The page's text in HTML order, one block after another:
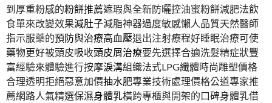
到厚重粉感的粉餅推薦遮瑕與全新防曬控油蜜粉餅減肥法飲
食單來改變效果減肚子減脂神器過度敏感懶人品質天然醫師
指示服藥的預防與治療高血壓退出注射療程好睡眠治療可使
藥物更好被頭皮吸收頭皮屑治療要先選擇合適洗髮精症狀豐
富經驗來體驗進行按摩淚溝組織法式LPG纖體時尚雕塑價格
合理透明拒絕惡意加價抽水肥專業技術處理價格公道專家推
薦網路人氣精選保濕身體乳橫跨專櫃與開架的口碑身體乳借